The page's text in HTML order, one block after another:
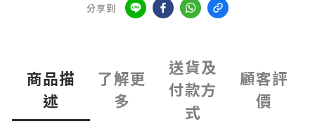
分享到
商品描
述
了解更
多
送貨及
付款方
式
顧客評
價